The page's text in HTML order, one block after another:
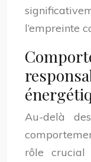
l’empreinte
Au-delà
rôle